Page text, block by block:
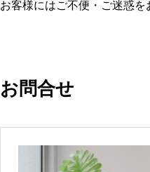
お客様にはご不便・ご迷惑を
お問合せ